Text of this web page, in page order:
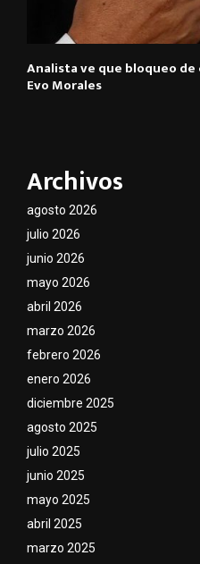
Analista ve que bloqueo de
Evo Morales
Archivos
agosto 2026
julio 2026
junio 2026
mayo 2026
abril 2026
marzo 2026
febrero 2026
enero 2026
diciembre 2025
agosto 2025
julio 2025
junio 2025
mayo 2025
abril 2025
marzo 2025